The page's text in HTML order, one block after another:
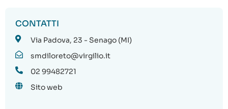
CONTATTI
Via Padova, 23 - Senago (MI)
smdiloreto@virgilio.it
02 99482721
Sito web